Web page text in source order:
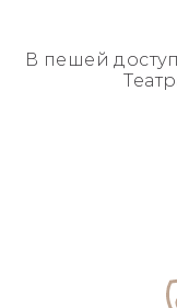
В пешей